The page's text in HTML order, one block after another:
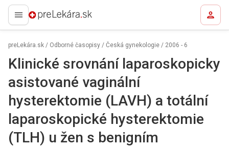
preLekára.sk
preLekára.sk / Odborné časopisy / Česká gynekologie / 2006 - 6
Klinické srovnání laparoskopicky
asistované vaginální
hysterektomie (LAVH) a totální
laparoskopické hysterektomie
(TLH) u žen s benigním